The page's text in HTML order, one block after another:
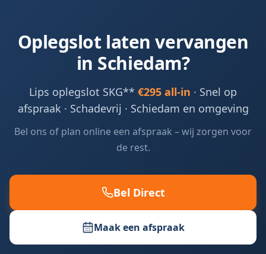
Oplegslot laten vervangen
in Schiedam?
Lips oplegslot SKG** €295 all-in · Snel op
afspraak · Schadevrij · Schiedam en omgeving
Bel ons of plan online een afspraak – wij zorgen voor
de rest.
Bel Direct
Maak een afspraak